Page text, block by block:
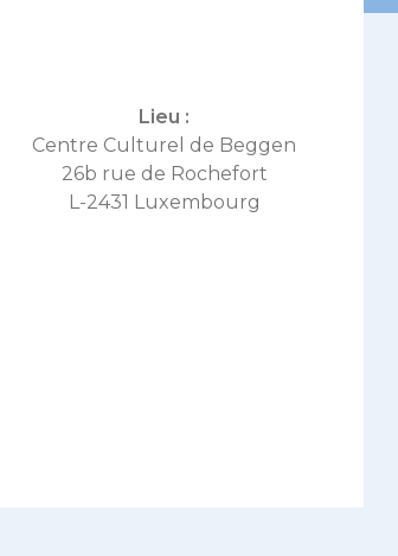
Lieu :
Centre Culturel de Beggen
26b rue de Rochefort
L-2431 Luxembourg